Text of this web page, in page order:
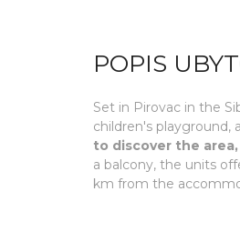
POPIS
Set in Pirovac in the
children's playground,
to discover the
a balcony, the units
km from the